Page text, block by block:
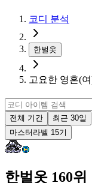
코디 분석
한벌옷
고요한 영혼(
전체 기간
최근 30일
마스터 라벨 15기
한벌옷 160위